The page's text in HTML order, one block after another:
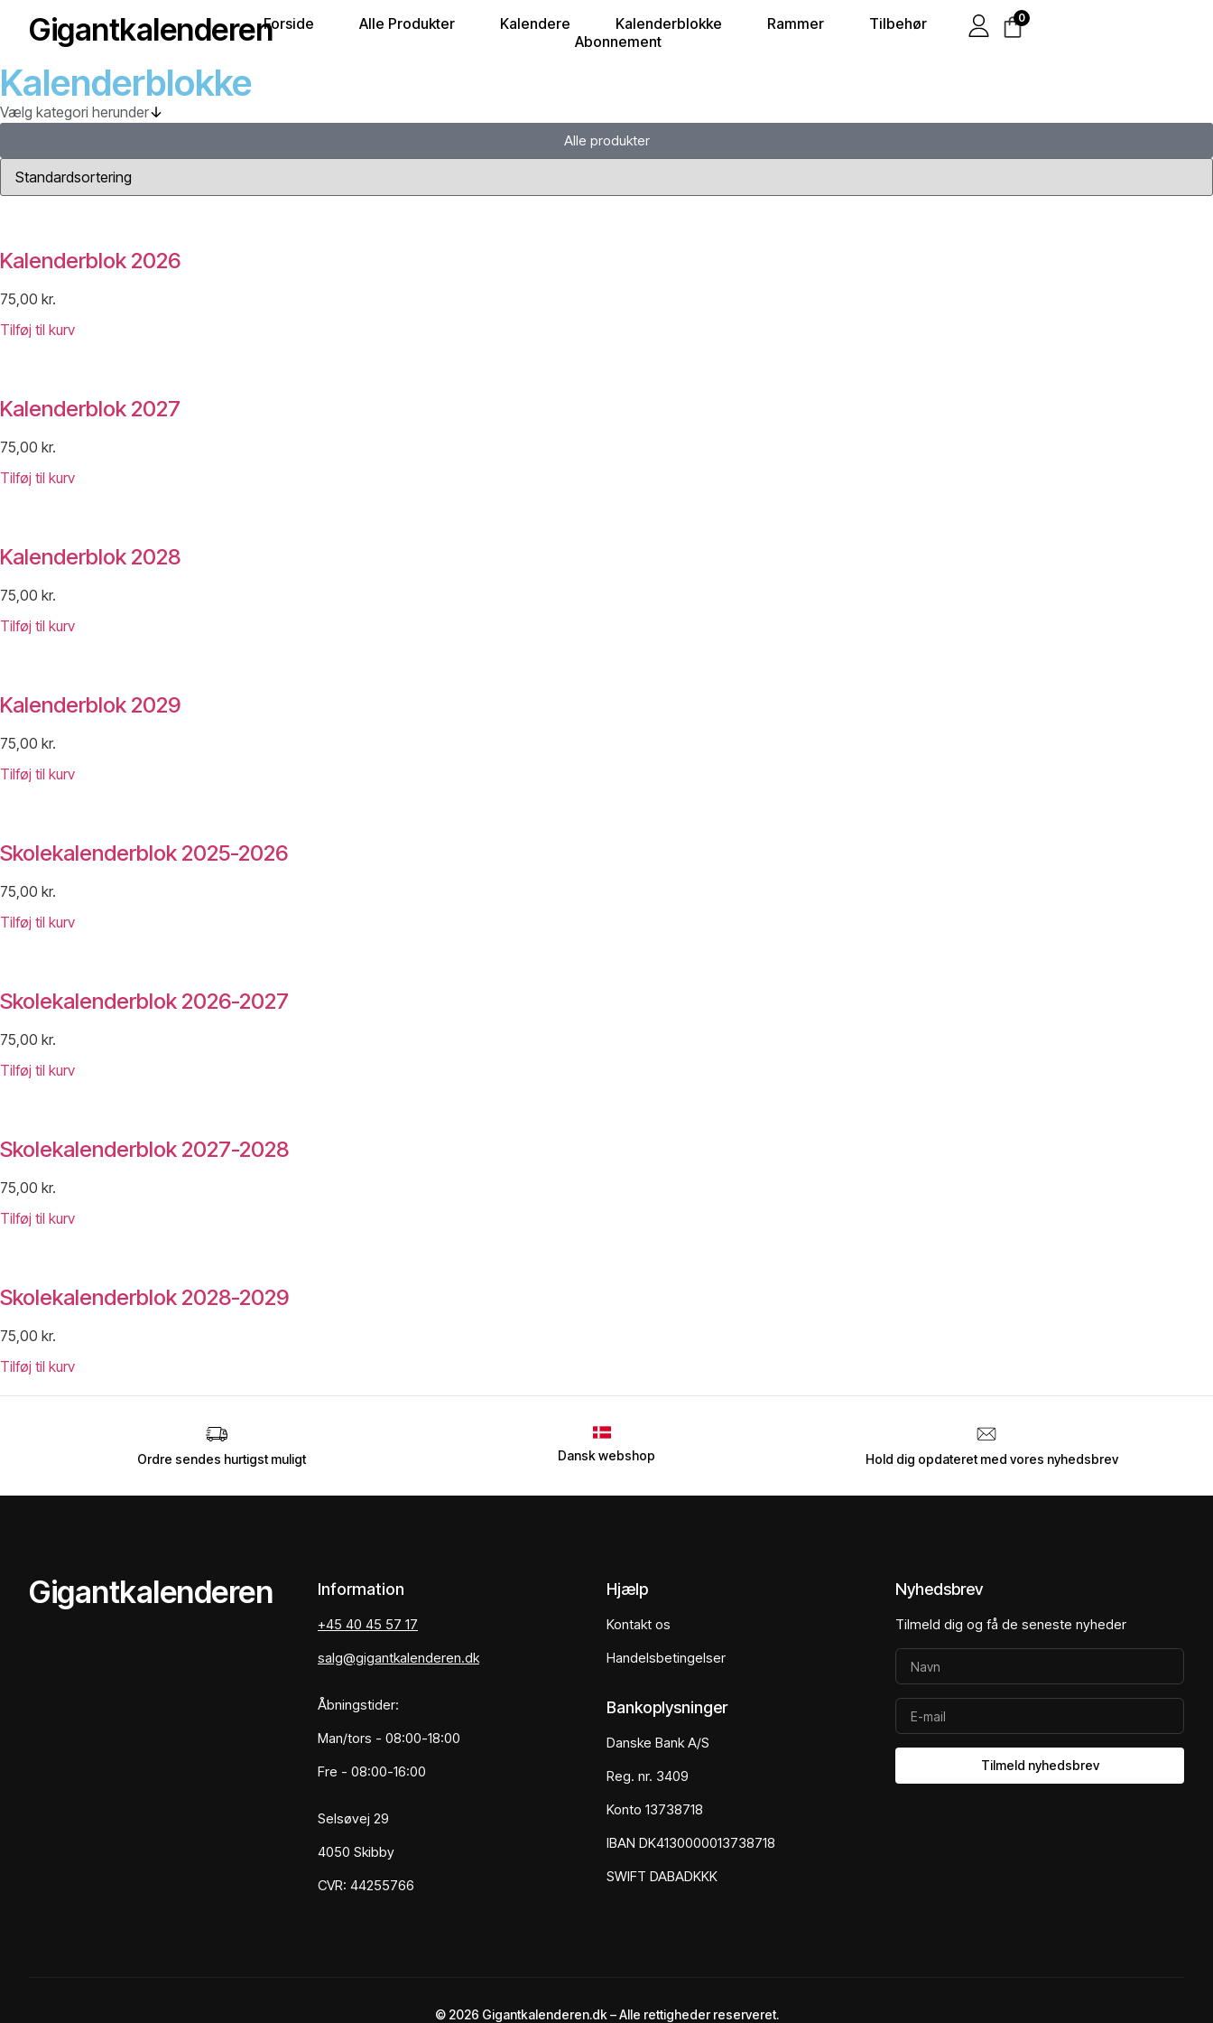
GigantkalenderenForside Alle Produkter Kalendere Kalenderblokke Rammer
Tilbehør
Abonnement
0
Kalenderblokke
Vælg kategori herunder
Alle produkter
Kalenderblok 2026
75,00 kr.
Tilføj til kurv
Kalenderblok 2027
75,00 kr.
Tilføj til kurv
Kalenderblok 2028
75,00 kr.
Tilføj til kurv
Kalenderblok 2029
75,00 kr.
Tilføj til kurv
Skolekalenderblok 2025-2026
75,00 kr.
Tilføj til kurv
Skolekalenderblok 2026-2027
75,00 kr.
Tilføj til kurv
Skolekalenderblok 2027-2028
75,00 kr.
Tilføj til kurv
Skolekalenderblok 2028-2029
75,00 kr.
Tilføj til kurv
Ordre sendes hurtigst muligt Dansk webshop Hold dig opdateret med vores nyhedsbrev
Gigantkalenderen Information
+45 40 45 57 17
salg@gigantkalenderen.dk
Åbningstider:
Man/tors - 08:00-18:00
Fre - 08:00-16:00
Selsøvej 29
4050 Skibby
CVR: 44255766
Hjælp
Kontakt os
Handelsbetingelser
Bankoplysninger
Danske Bank A/S
Reg. nr. 3409
Konto 13738718
IBAN DK4130000013738718
SWIFT DABADKKK
Nyhedsbrev
Tilmeld dig og få de seneste nyheder
Tilmeld nyhedsbrev
© 2026 Gigantkalenderen.dk – Alle rettigheder reserveret.